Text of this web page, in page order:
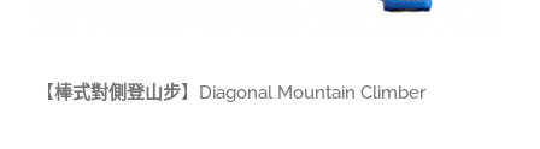
【棒式對側登山步】 Diagonal Mountain Climber